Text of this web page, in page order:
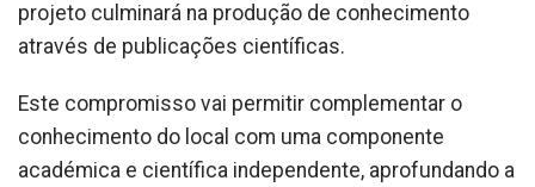
projeto culminará na produção de conhecimento
através de publicações científicas.
Este compromisso vai permitir complementar o
conhecimento do local com uma componente
académica e científica independente, aprofundando a